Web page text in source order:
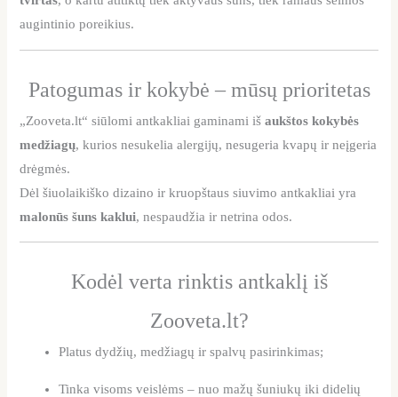
augintinio poreikius.
Patogumas ir kokybė – mūsų prioritetas
„Zooveta.lt“ siūlomi antkakliai gaminami išaukštos kokybės
medžiagų, kurios nesukelia alergijų, nesugeria kvapų ir neįgeria
drėgmės.
Dėl šiuolaikiško dizaino ir kruopštaus siuvimo antkakliai yra
malonūs šuns kaklui, nespaudžia ir netrina odos.
Kodėl verta rinktis antkaklį iš
Zooveta.lt?
Platus dydžių, medžiagų ir spalvų pasirinkimas;
Tinka visoms veislėms – nuo mažų šuniukų iki didelių